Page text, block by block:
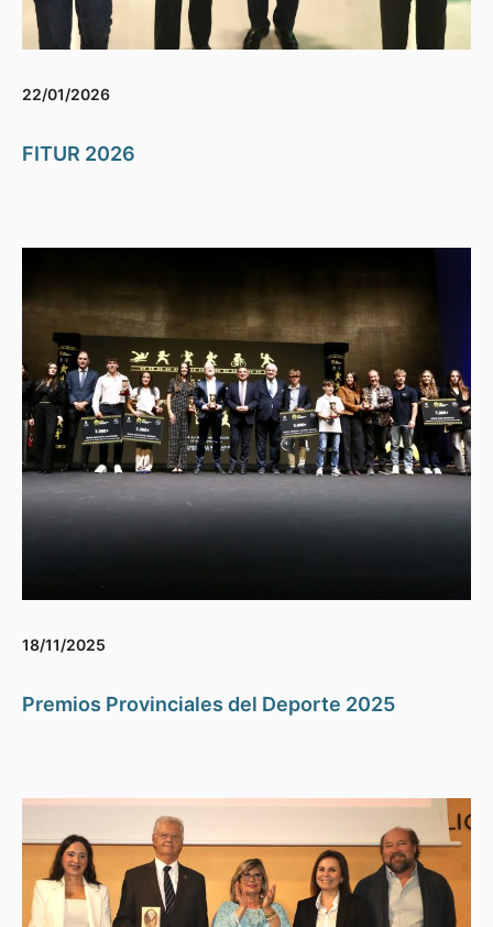
22/01/2026
FITUR 2026
18/11/2025
Premios Provinciales del Deporte 2025